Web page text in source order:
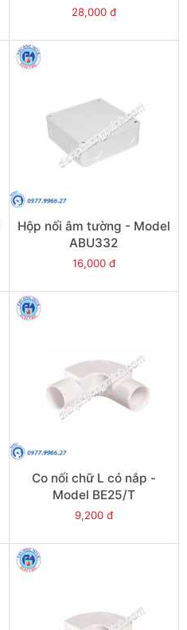
28,000 đ
Hộp nối âm tường - Model
ABU332
16,000 đ
Co nối chữ L có nắp -
Model BE25/T
9,200 đ